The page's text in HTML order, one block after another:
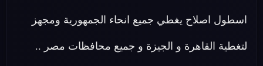
اسطول اصلاح يغطي جميع انحاء الجمهورية ومجهز
لتغطية القاهرة و الجيزة و جميع محافظات مصر ..